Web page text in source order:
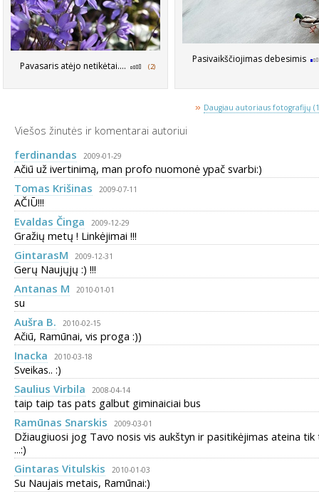
Pavasaris atėjo netikėtai.... (2)
Pasivaikščiojimas debesimis
» Daugiau autoriaus fotografijų
Viešos žinutės ir komentarai autoriui
ferdinandas
2009-01-29
Ačiū už ivertinimą, man profo nuomonė ypač svarbi:)
Tomas Krišinas
2009-07-11
AČIŪ!!!
Evaldas Činga
2009-12-29
Gražių metų ! Linkėjimai !!!
GintarasM
2009-12-31
Gerų Naujųjų :) !!!
Antanas M
2010-01-01
su
Aušra B.
2010-02-15
Ačiū, Ramūnai, vis proga :))
Inacka
2010-03-18
Sveikas.. :)
Saulius Virbila
2008-04-14
taip taip tas pats galbut giminaiciai bus
Ramūnas Snarskis
2009-03-01
Džiaugiuosi jog Tavo nosis vis aukštyn ir pasitikėjimas ateina tik
...:)
Gintaras Vitulskis
2010-01-03
Su Naujais metais, Ramūnai:)